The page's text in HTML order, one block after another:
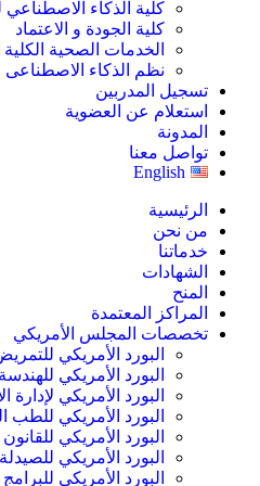
كلية الذكاء الاصطناعي
كلية الجودة و الاعتماد
الخدمات الصحية الكلية
نظم الذكاء الاصطناعى
تسجيل المدربين
استعلام عن العضوية
المدونة
تواصل معنا
English
الرئيسية
من نحن
خدماتنا
الشهادات
المنح
المراكز المعتمدة
تخصصات المجلس الأمريكي
البورد الأمريكي
البورد الأمريكي للهندسة
البورد الأمريكي لإدارة
البورد الأمريكي للطب
البورد الأمريكي للقانون
البورد الأمريكي للصيدلة
البورد الأمريكي